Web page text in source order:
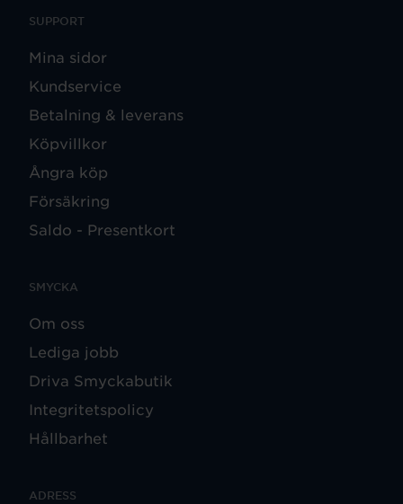
SUPPORT
Mina sidor
Kundservice
Betalning & leverans
Köpvillkor
Ångra köp
Försäkring
Saldo - Presentkort
SMYCKA
Om oss
Lediga jobb
Driva Smyckabutik
Integritetspolicy
Hållbarhet
ADRESS